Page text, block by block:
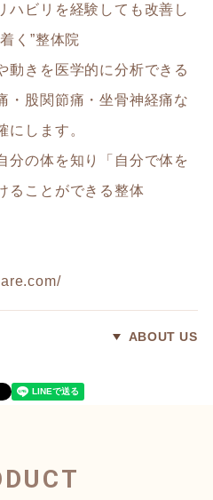
ハビリを経験しても改善し
く”整体院
動きを医学的に分析できる
・股関節痛・坐骨神経痛な
にします。
分の体を知り「自分で体を
ることができる整体
ABOUT US